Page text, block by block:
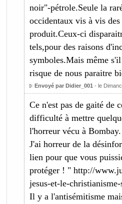
noir"-pétrole.Seule la
occidentaux vis à vis
produit.Ceux-ci
tels,pour des raisons
symboles.Mais même
risque de nous paraitre
Envoyé par Didier_001 - le
Ce n'est pas de gaité de
difficulté à mettre
l'horreur vécu à Bombay.
J'ai horreur de la
lien pour que vous
protéger ! " http://
jesus-et-le-
Il y a l'antisémitisme